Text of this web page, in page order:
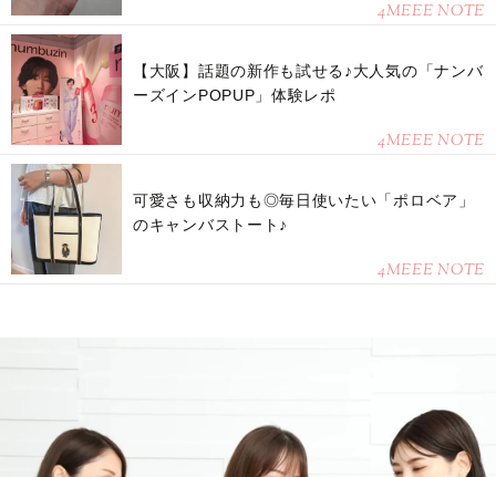
4MEEE NOTE
【大阪】話題の新作も試せる♪大人気の「ナンバ
ーズインPOPUP」体験レポ
4MEEE NOTE
可愛さも収納力も◎毎日使いたい「ポロベア」
のキャンバストート♪
4MEEE NOTE